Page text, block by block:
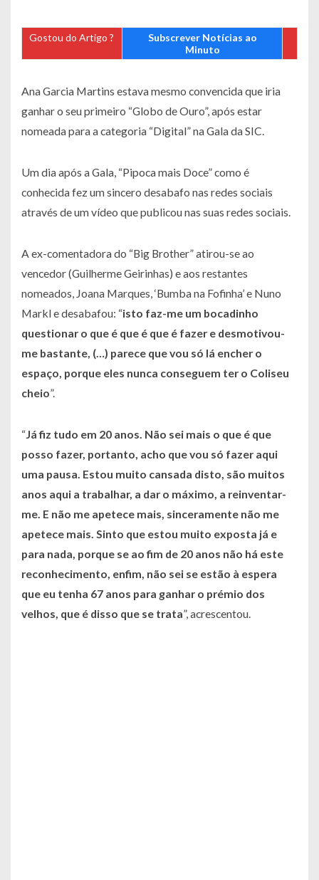
Gostou do Artigo ?
Subscrever Notícias ao
Minuto
Ana Garcia Martins estava mesmo convencida que iria
ganhar o seu primeiro “Globo de Ouro”, após estar
nomeada para a categoria “Digital” na Gala da SIC.
Um dia após a Gala, “Pipoca mais Doce” como é
conhecida fez um sincero desabafo nas redes sociais
através de um vídeo que publicou nas suas redes sociais.
A ex-comentadora do “Big Brother” atirou-se ao
vencedor (Guilherme Geirinhas) e aos restantes
nomeados, Joana Marques, ‘Bumba na Fofinha’ e Nuno
Markl e desabafou: “isto faz-me um bocadinho
questionar o que é que é que é fazer e desmotivou-
me bastante, (…) parece que vou só lá encher o
espaço, porque eles nunca conseguem ter o Coliseu
cheio”.
“Já fiz tudo em 20 anos. Não sei mais o que é que
posso fazer, portanto, acho que vou só fazer aqui
uma pausa. Estou muito cansada disto, são muitos
anos aqui a trabalhar, a dar o máximo, a reinventar-
me. E não me apetece mais, sinceramente não me
apetece mais. Sinto que estou muito exposta já e
para nada, porque se ao fim de 20 anos não há este
reconhecimento, enfim, não sei se estão à espera
que eu tenha 67 anos para ganhar o prémio dos
velhos, que é disso que se trata”, acrescentou.